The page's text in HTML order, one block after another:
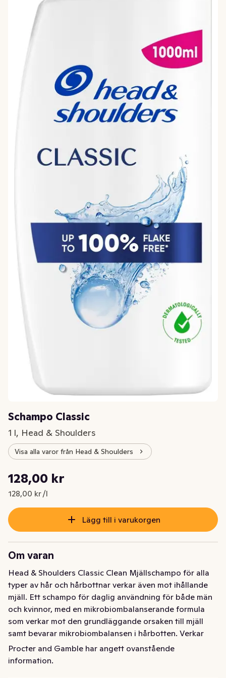
Schampo Classic
1 l, Head & Shoulders
Visa alla varor från Head & Shoulders
Nuvarande pris är: 128,00 kr
128,00 kr
128,00 kr /l
Styckpris: 128,00 kr /l
Lägg till i varukorgen
Om varan
Head & Shoulders Classic Clean Mjällschampo för alla
typer av hår och hårbottnar verkar även mot ihållande
mjäll. Ett schampo för daglig användning för både män
och kvinnor, med en mikrobiombalanserande formula
som verkar mot den grundläggande orsaken till mjäll
samt bevarar mikrobiombalansen i hårbotten. Verkar
både mot synlig och osynlig mjäll genom att släppa ut
två gånger mer skyddande ingredienser som går in i
Procter and Gamble har angett ovanstående
information.